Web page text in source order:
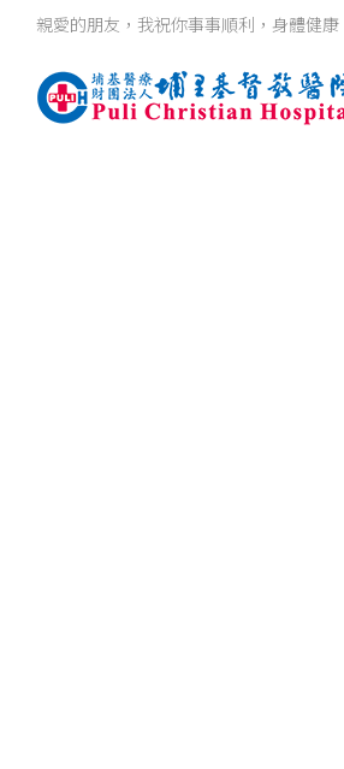
親愛的朋友，我祝你事事順利，身體健